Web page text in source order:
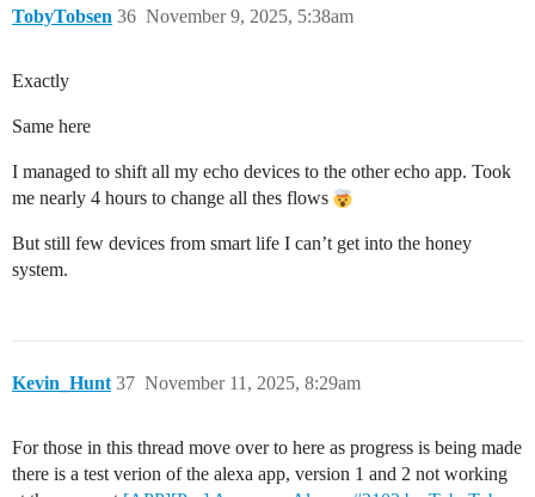
TobyTobsen November 9, 2025, 5:38am
36
Exactly
Same here
I managed to shift all my echo devices to the other echo app. Took
me nearly 4 hours to change all thes flows
But still few devices from smart life I can’t get into the honey
system.
Kevin_Hunt November 11, 2025, 8:29am
37
For those in this thread move over to here as progress is being made
there is a test verion of the alexa app, version 1 and 2 not working